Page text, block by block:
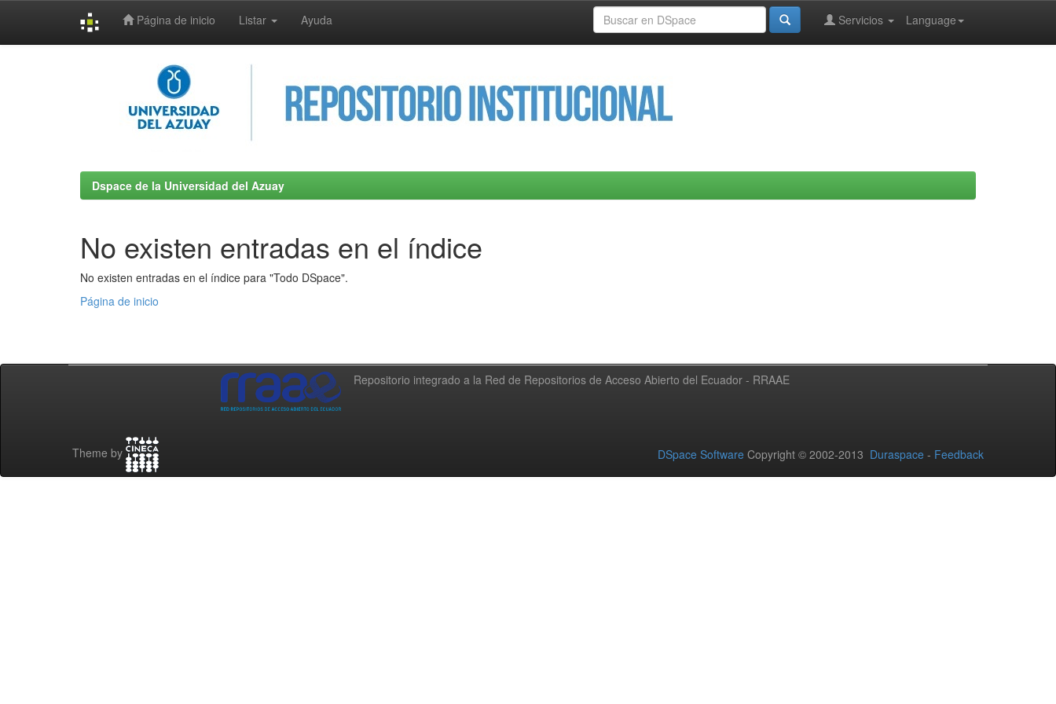
Página de inicio Listar Ayuda Language
Servicios
Dspace de la Universidad del Azuay
No existen entradas en el índice
No existen entradas en el índice para "Todo DSpace".
Página de inicio
Repositorio integrado a la Red de Repositorios de Acceso Abierto del Ecuador - RRAAE
Theme by DSpace Software Copyright © 2002-2013 Duraspace - Feedback